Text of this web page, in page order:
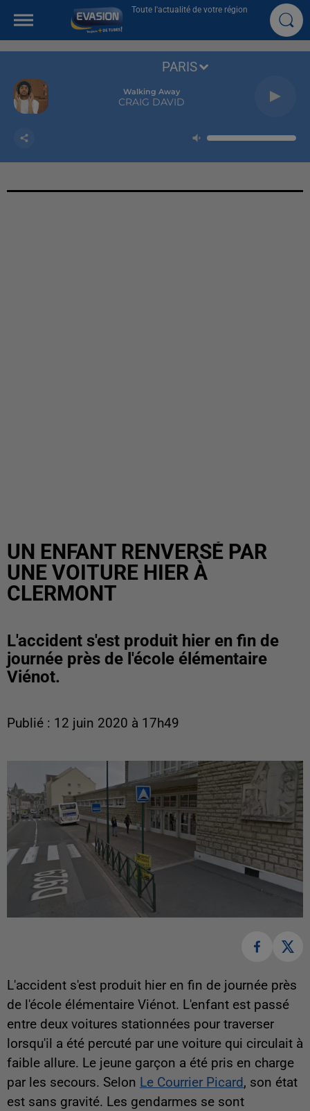
Toute l'actualité de votre région
Walking Away
CRAIG DAVID
PARIS
UN ENFANT RENVERSÉ PAR
UNE VOITURE HIER À
CLERMONT
L'accident s'est produit hier en fin de
journée près de l'école élémentaire
Viénot.
Publié : 12 juin 2020 à 17h49
L'accident s'est produit hier en fin de journée près
de l'école élémentaire Viénot. L'enfant est passé
entre deux voitures stationnées pour traverser
lorsqu'il a été percuté par une voiture qui circulait à
faible allure. Le jeune garçon a été pris en charge
par les secours. Selon Le Courrier Picard, son état
est sans gravité. Les gendarmes se sont